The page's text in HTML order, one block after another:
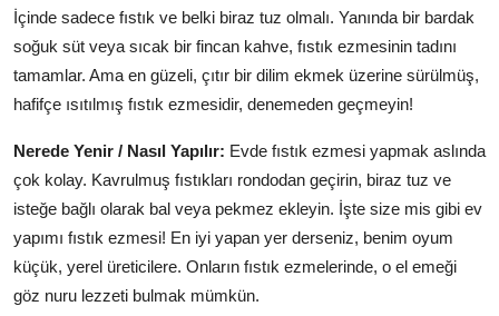
İçinde sadece fıstık ve belki biraz tuz olmalı. Yanında bir bardak
soğuk süt veya sıcak bir fincan kahve, fıstık ezmesinin tadını
tamamlar. Ama en güzeli, çıtır bir dilim ekmek üzerine sürülmüş,
hafifçe ısıtılmış fıstık ezmesidir, denemeden geçmeyin!
Nerede Yenir / Nasıl Yapılır: Evde fıstık ezmesi yapmak aslında
çok kolay. Kavrulmuş fıstıkları rondodan geçirin, biraz tuz ve
isteğe bağlı olarak bal veya pekmez ekleyin. İşte size mis gibi ev
yapımı fıstık ezmesi! En iyi yapan yer derseniz, benim oyum
küçük, yerel üreticilere. Onların fıstık ezmelerinde, o el emeği
göz nuru lezzeti bulmak mümkün.